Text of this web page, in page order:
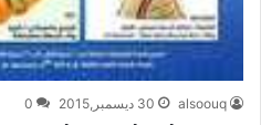
alsoouq 30 ديسمبر,2015 0